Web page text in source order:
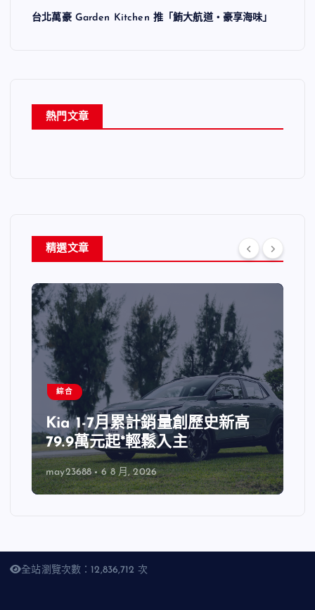
台北萬豪 Garden Kitchen 推「鮪大航道・豪享海味」
熱門文章
精選文章
綜合
Kia 1-7月累計銷量創歷史新高
79.9萬元起*輕鬆入主
may23688 6 8 月, 2026
全站瀏覽次數：12,836,712 次